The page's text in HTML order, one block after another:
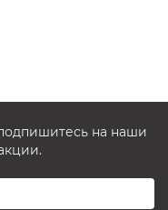
на наши